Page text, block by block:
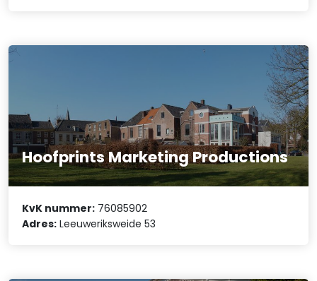
Hoofprints Marketing Productions
KvK nummer: 76085902
Adres: Leeuweriksweide 53